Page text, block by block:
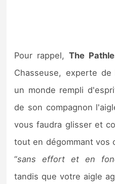
Pour rappel,The
Chasseuse, experte
un monde rempli
de son compagnon
vous faudra glisser et
tout en dégommant vos
“sans effort et en
tandis que votre aigle